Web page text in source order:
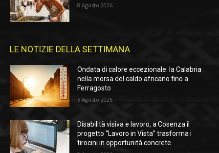
8 Agosto 2026
LE NOTIZIE DELLA SETTIMANA
Ondata di calore eccezionale: la Calabria
nella morsa del caldo africano fino a
Ferragosto
5 Agosto 2026
Disabilità visiva e lavoro, a Cosenza il
progetto “Lavoro in Vista” trasforma i
tirocini in opportunità concrete